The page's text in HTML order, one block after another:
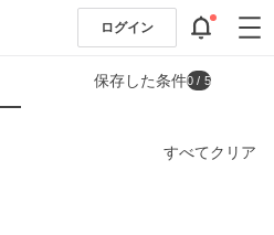
ログイン
保存した条件0 / 5
すべてクリア